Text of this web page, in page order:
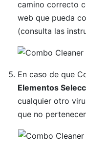
camino correcto
web que pueda
(consulta las
En caso de que
Elementos
cualquier otro
que no